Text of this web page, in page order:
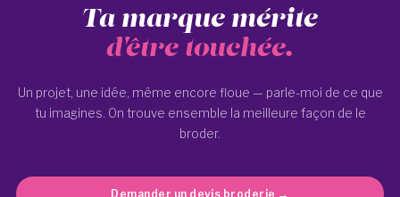
Ta marque mérite
d'être touchée.
Un projet, une idée, même encore floue — parle-moi de ce que
tu imagines. On trouve ensemble la meilleure façon de le
broder.
Demander un devis broderie →